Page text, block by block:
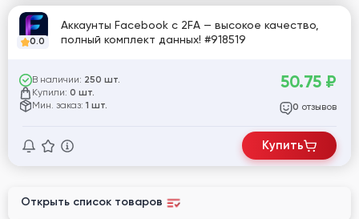
0.0
Аккаунты Facebook с 2FA — высокое качество,
полный комплект данных! #918519
В наличии: 250 шт.
Купили: 0 шт.
Мин. заказ: 1 шт.
50.75 ₽
0 отзывов
Купить
Открыть список товаров